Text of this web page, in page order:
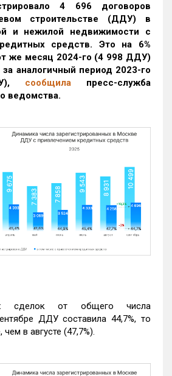
4 696 договоров
строительстве (ДДУ) в
и нежилой недвижимости с
средств. Это на 6%
же месяц 2024-го (4 998 ДДУ)
аналогичный период 2023-го
, сообщила пресс-служба
ведомства.
сделок от общего числа
ДДУ составила 44,7%, то
в августе (47,7%).